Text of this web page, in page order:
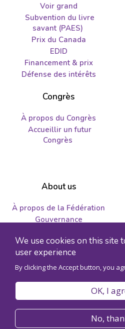
We use cookies on this site
user experience
By clicking the Accept button, you
OK, I
No,
Voir grand
Subvention du livre
savant (PAES)
Prix du Canada
EDID
Financement & prix
Défense des intérêts
Congrès
À propos du Congrès
Accueillir un futur
Congrès
About us
À propos de la Fédération
Gouvernance
Emplois et propositions
d'enregistrement de
Accessibilité